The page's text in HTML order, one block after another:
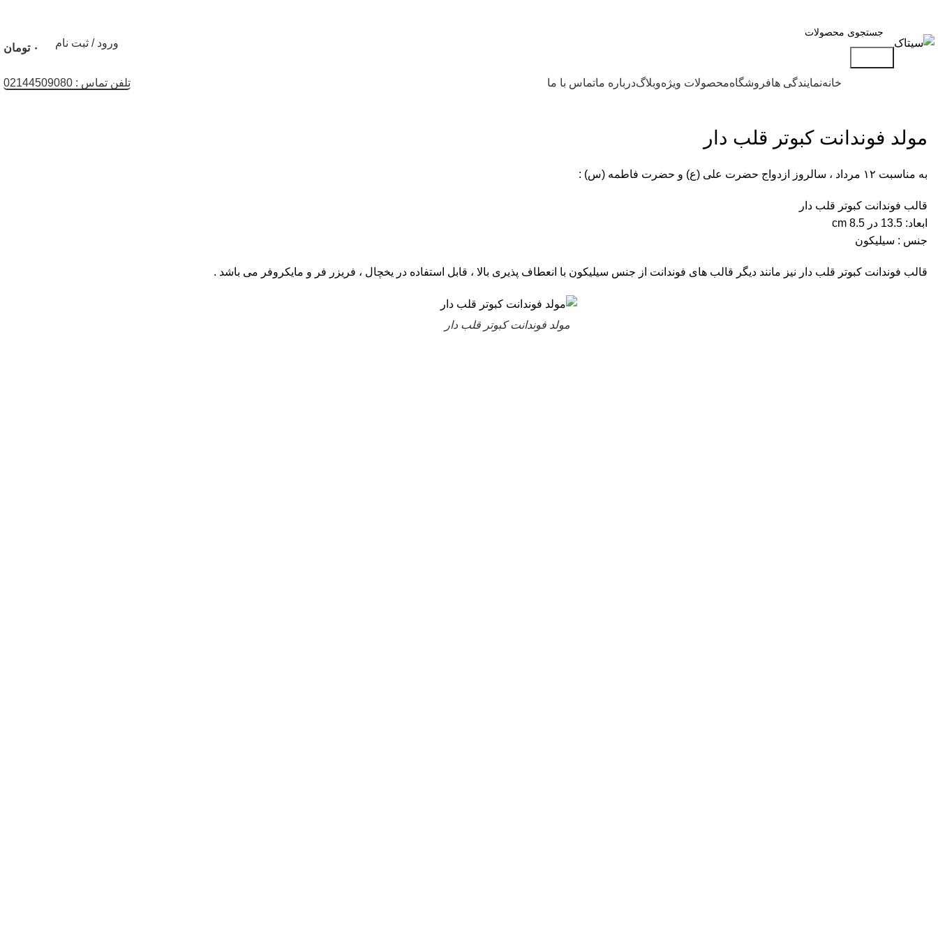
ورود / ثبت نام ۰ تومان
خانهنمایندگی هافروشگاهمحصولات ویژهوبلاگدرباره ماتماس با ما تلفن تماس : 02144509080
مولد فوندانت کبوتر قلب دار
به مناسبت ۱۲ مرداد ، سالروز ازدواج حضرت علی (ع) و حضرت فاطمه (س) :
قالب فوندانت کبوتر قلب دار
ابعاد: 13.5 در 8.5 cm
جنس : سیلیکون
قالب فوندانت کبوتر قلب دار نیز مانند دیگر قالب های فوندانت از جنس سیلیکون با انعطاف پذیری بالا ، قابل استفاده در یخچال ، فریزر فر و مایکروفر می باشد .
مولد فوندانت کبوتر قلب دار